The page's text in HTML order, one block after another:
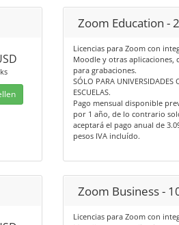
Zoom Education -
Licencias para Zoom con
Moodle y otras aplicaciones,
para grabaciones.
SÓLO PARA UNIVERSIDADES
ESCUELAS.
Pago mensual disponible
por 1 año, de lo contrario
aceptará el pago anual de
pesos IVA incluído.
Zoom Business -
Licencias para Zoom con